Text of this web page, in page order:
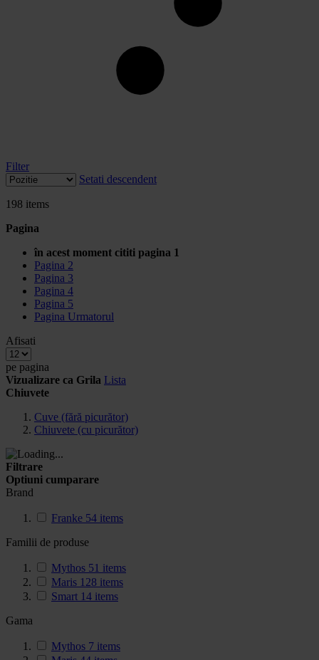
Filter
Setati descendent
198 items
Pagina
în acest moment cititi pagina 1
Pagina 2
Pagina 3
Pagina 4
Pagina 5
Pagina Urmatorul
Afisati
pe pagina
Vizualizare ca Grila Lista
Chiuvete
Cuve (fără picurător)
Chiuvete (cu picurător)
Filtrare
Optiuni cumparare
Brand
Franke 54 items
Familii de produse
Mythos 51 items
Maris 128 items
Smart 14 items
Gama
Mythos 7 items